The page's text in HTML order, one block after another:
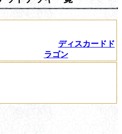
ディスカードド
ラゴン